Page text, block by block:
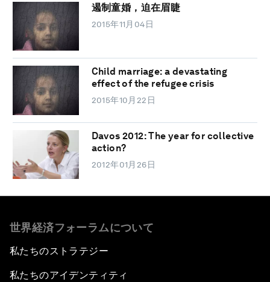
遏制童婚，迫在眉睫
2015年11月04日
Child marriage: a devastating
effect of the refugee crisis
2015年10月22日
Davos 2012: The year for collective
action?
2012年01月26日
世界経済フォーラムについて
私たちのストラテジー
私たちのアイデンティティ